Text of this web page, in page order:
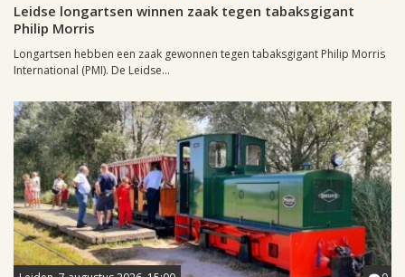
Leidse longartsen winnen zaak tegen tabaksgigant
Philip Morris
Longartsen hebben een zaak gewonnen tegen tabaksgigant Philip Morris
International (PMI). De Leidse...